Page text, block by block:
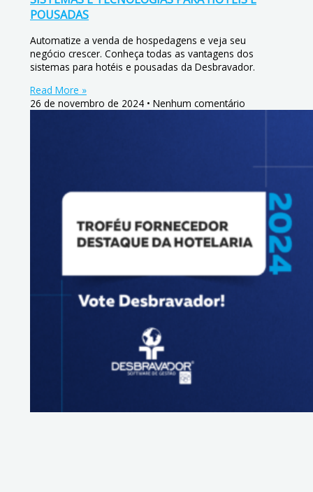
POUSADAS
Automatize a venda de hospedagens e veja seu
negócio crescer. Conheça todas as vantagens dos
sistemas para hotéis e pousadas da Desbravador.
Read More »
26 de novembro de 2024
Nenhum comentário